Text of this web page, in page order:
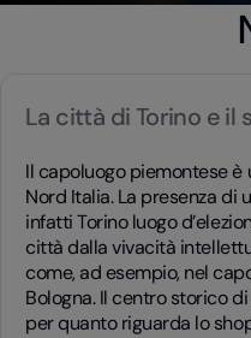
La città di Torino e
Il capoluogo piemontese
Nord Italia. La presenza
infatti Torino luogo
città dalla vivacità
come, ad esempio, nel
Bologna. Il centro storico
per quanto riguarda lo